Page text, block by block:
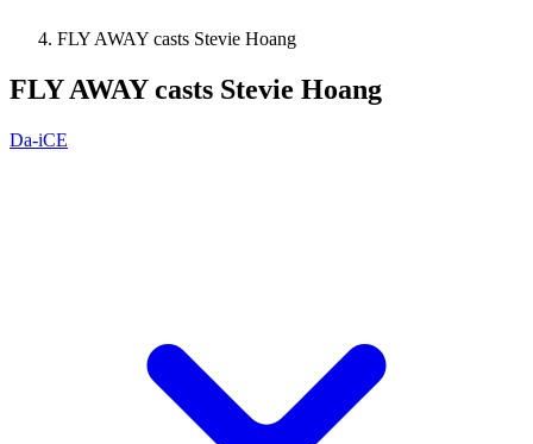
FLY AWAY casts Stevie Hoang
FLY AWAY casts Stevie Hoang
Da-iCE